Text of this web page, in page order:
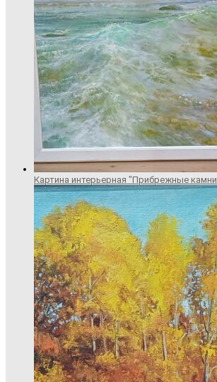
Картина интерьерная "Прибрежные